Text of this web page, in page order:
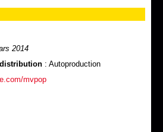
2014
: Autoproduction
mvpop